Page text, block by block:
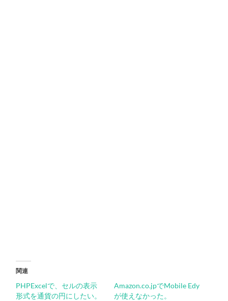
関連
PHPExcelで、セルの表示
形式を通貨の円にしたい。
Amazon.co.jpでMobile Edy
が使えなかった。